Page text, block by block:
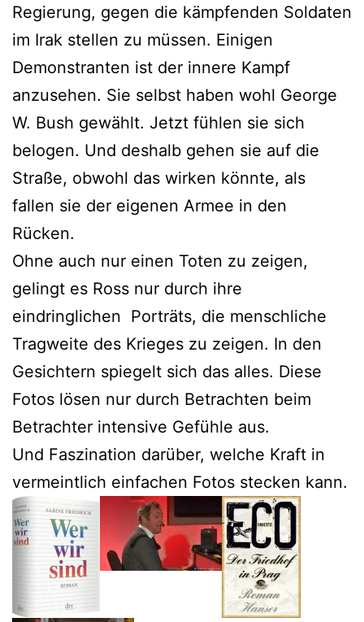
Regierung, gegen die kämpfenden Soldaten
im Irak stellen zu müssen. Einigen
Demonstranten ist der innere Kampf
anzusehen. Sie selbst haben wohl George
W. Bush gewählt. Jetzt fühlen sie sich
belogen. Und deshalb gehen sie auf die
Straße, obwohl das wirken könnte, als
fallen sie der eigenen Armee in den
Rücken.
Ohne auch nur einen Toten zu zeigen,
gelingt es Ross nur durch ihre
eindringlichen Porträts, die menschliche
Tragweite des Krieges zu zeigen. In den
Gesichtern spiegelt sich das alles. Diese
Fotos lösen nur durch Betrachten beim
Betrachter intensive Gefühle aus.
Und Faszination darüber, welche Kraft in
vermeintlich einfachen Fotos stecken kann.